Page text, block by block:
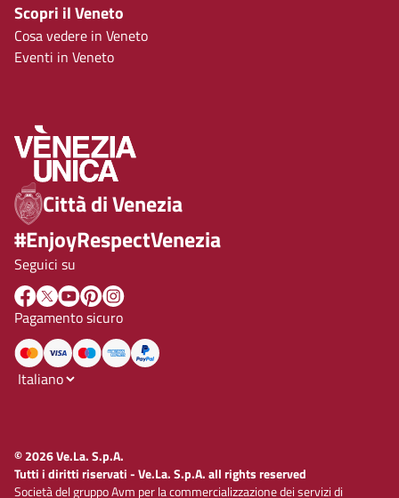
Scopri il Veneto
Cosa vedere in Veneto
Eventi in Veneto
Città di Venezia
#EnjoyRespectVenezia
Seguici su
Pagamento sicuro
© 2026 Ve.La. S.p.A.
Tutti i diritti riservati - Ve.La. S.p.A. all rights reserved
Società del gruppo Avm per la commercializzazione dei servizi di